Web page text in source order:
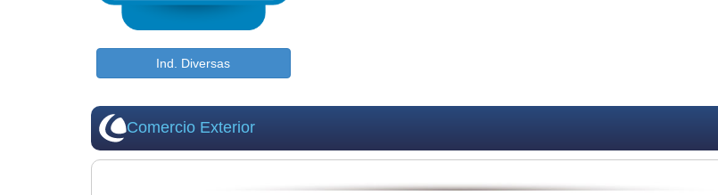
Ind. Diversas
Comercio Exterior